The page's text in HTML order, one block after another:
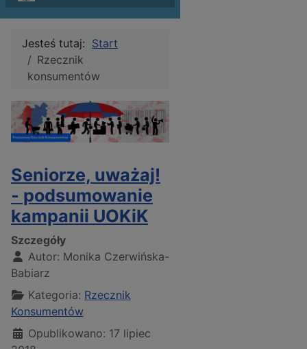
Jesteś tutaj: Start
Rzecznik
konsumentów
Seniorze, uważaj!
- podsumowanie
kampanii UOKiK
Szczegóły
Autor: Monika Czerwińska-
Babiarz
Kategoria: Rzecznik
Konsumentów
Opublikowano: 17 lipiec